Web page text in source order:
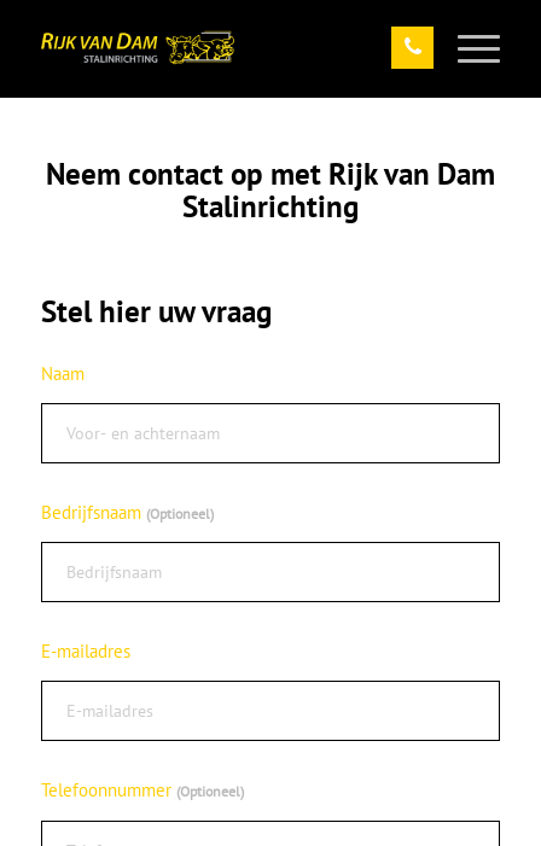
Neem contact op met Rijk van Dam
Stalinrichting
Stel hier uw vraag
Naam
Bedrijfsnaam Optioneel
E-mailadres
Telefoonnummer Optioneel